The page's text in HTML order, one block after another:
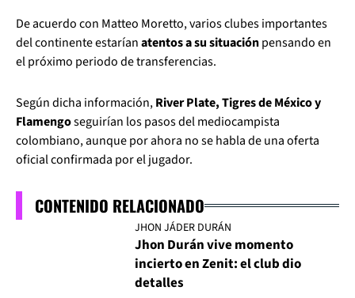
De acuerdo con Matteo Moretto, varios clubes importantes
del continente estaríanatentos a su situaciónpensando en
el próximo periodo de transferencias.
Según dicha información,River Plate, Tigres de México y
Flamengoseguirían los pasos del mediocampista
colombiano, aunque por ahora no se habla de una oferta
oficial confirmada por el jugador.
CONTENIDO RELACIONADO
JHON JÁDER DURÁN
Jhon Durán vive momento
incierto en Zenit: el club dio
detalles